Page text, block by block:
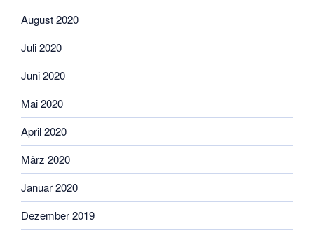
August 2020
Juli 2020
Juni 2020
Mai 2020
April 2020
März 2020
Januar 2020
Dezember 2019